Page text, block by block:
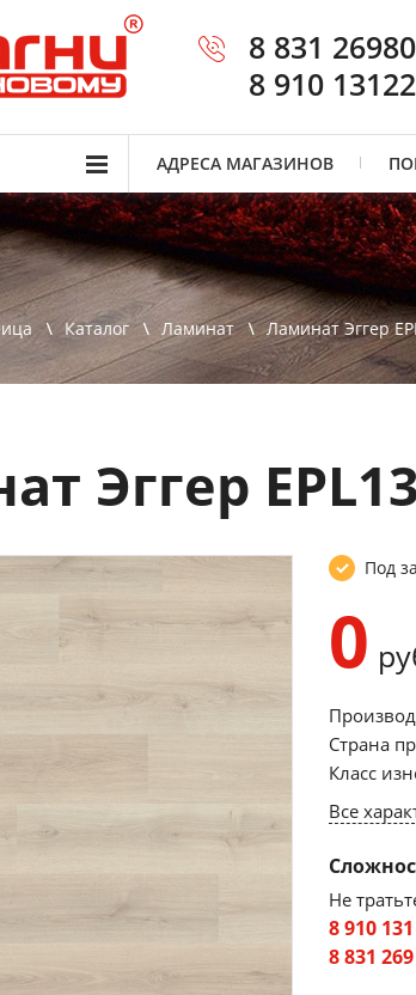
8 831
8 910
АДРЕСА МАГАЗИНОВ
Каталог Ламинат Ламинат Эггер
Эггер
Под
0
Страна
Класс
Все
Не
8 910
8 831